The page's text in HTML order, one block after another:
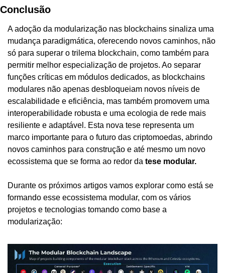
Conclusão
A adoção da modularização nas blockchains sinaliza uma
mudança paradigmática, oferecendo novos caminhos, não
só para superar o trilema blockchain, como também para
permitir melhor especialização de projetos. Ao separar
funções críticas em módulos dedicados, as blockchains
modulares não apenas desbloqueiam novos níveis de
escalabilidade e eficiência, mas também promovem uma
interoperabilidade robusta e uma ecologia de rede mais
resiliente e adaptável. Esta nova tese representa um
marco importante para o futuro das criptomoedas, abrindo
novos caminhos para construção e até mesmo um novo
ecossistema que se forma ao redor da tese modular.
Durante os próximos artigos vamos explorar como está se
formando esse ecossistema modular, com os vários
projetos e tecnologias tomando como base a
modularização: